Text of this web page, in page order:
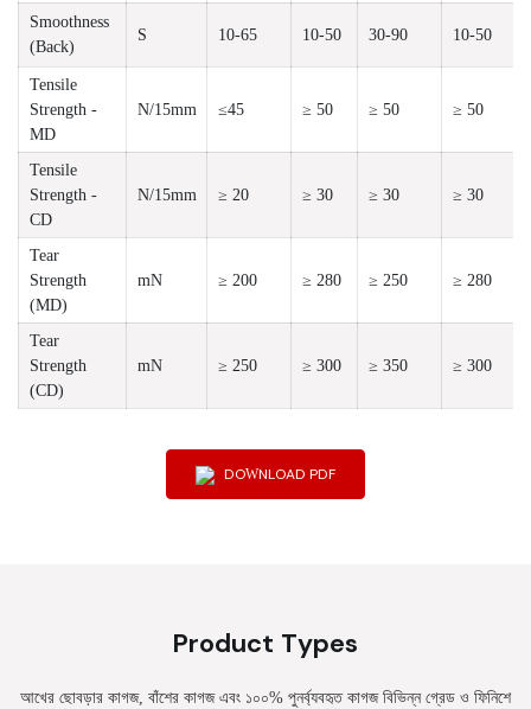
Smoothness
(Back)
S 10-65 10-50 30-90 10-50
Tensile
Strength -
MD
N/15mm ≤45 ≥ 50 ≥ 50 ≥ 50
Tensile
Strength -
CD
N/15mm ≥ 20 ≥ 30 ≥ 30 ≥ 30
Tear
Strength
(MD)
mN ≥ 200 ≥ 280 ≥ 250 ≥ 280
Tear
Strength
(CD)
mN ≥ 250 ≥ 300 ≥ 350 ≥ 300
DOWNLOAD PDF
Product Types
আখের ছোবড়ার কাগজ, বাঁশের কাগজ এবং ১০০% পুনর্ব্যবহৃত কাগজ বিভিন্ন গ্রেড ও ফিনিশে